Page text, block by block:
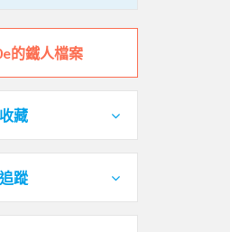
的鐵人檔案
藏
蹤